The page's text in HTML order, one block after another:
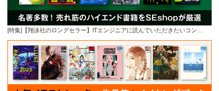
[特集]【翔泳社のロングセラー】ITエンジニアに読んでいただきたいコン…